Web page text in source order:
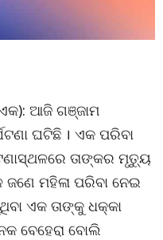
ଆଜି ଗଞ୍ଜାମ
ଘଟିଛି । ଏକ ପରିବା
ତାଙ୍କର ମୃତ୍ୟୁ
ଜଣେ ମହିଳା ପରିବା ନେଇ
ଏକ ତାଙ୍କୁ ଧକ୍କା
ବେହେରା ବୋଲି